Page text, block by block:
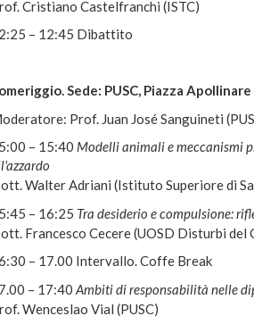
Cristiano Castelfranchi (ISTC)
– 12:45 Dibattito
Sede: PUSC, Piazza
Prof. Juan José Sanguineti
– 15:40 Modelli animali e meccanismi
Walter Adriani (Istituto Superiore di
– 16:25 Tra desiderio e compulsione:
Francesco Cecere (UOSD Disturbi
– 17.00 Intervallo. Coffe Break
– 17:40 Ambiti di responsabilità nelle
Wenceslao Vial (PUSC)